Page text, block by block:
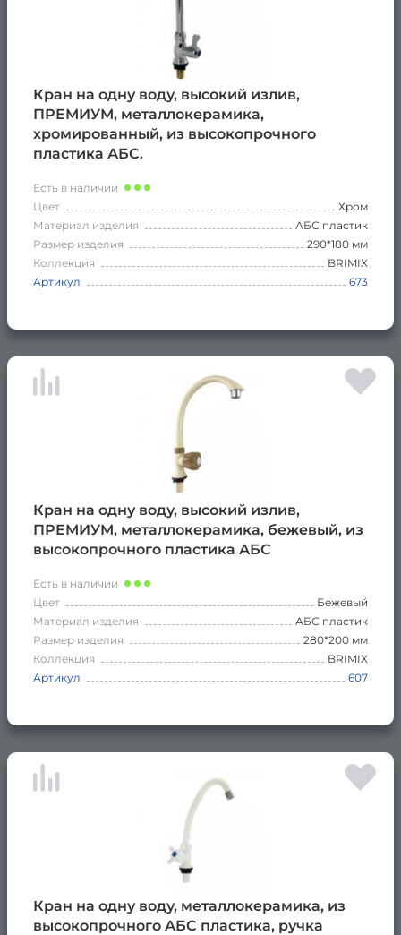
Кран на одну воду, высокий излив,
ПРЕМИУМ, металлокерамика,
хромированный, из высокопрочного
пластика АБС.
Есть в наличии
Цвет
Хром
Материал изделия
АБС пластик
Размер изделия
290*180 мм
Коллекция
BRIMIX
Артикул
673
Кран на одну воду, высокий излив,
ПРЕМИУМ, металлокерамика, бежевый, из
высокопрочного пластика АБС
Есть в наличии
Цвет
Бежевый
Материал изделия
АБС пластик
Размер изделия
280*200 мм
Коллекция
BRIMIX
Артикул
607
Кран на одну воду, металлокерамика, из
высокопрочного АБС пластика, ручка